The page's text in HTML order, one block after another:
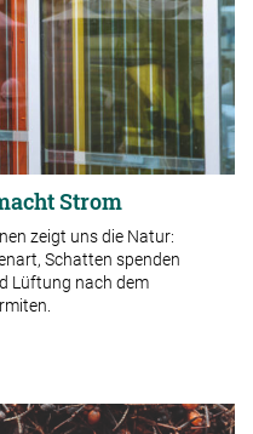
Strom
zeigt uns die Natur:
Schatten spenden
Lüftung nach dem